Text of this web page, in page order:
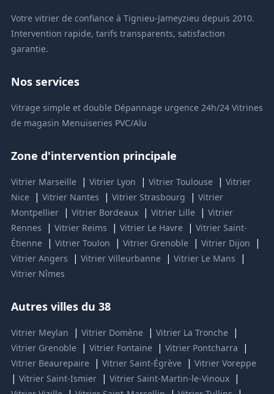
Votre vitrier de confiance à Tignieu-Jameyzieu depuis 2010.
Intervention rapide, tarifs transparents, satisfaction
garantie.
Nos services
Vitrage simple et double Dépannage urgence 24h/24 Vitrines
de magasin Menuiseries PVC/Alu
Zone d'intervention principale
Vitrier Marseille | Vitrier Lyon | Vitrier Toulouse | Vitrier
Nice
| Vitrier Nantes | Vitrier Strasbourg | Vitrier
Montpellier | Vitrier Bordeaux | Vitrier Lille | Vitrier
Rennes
| Vitrier Reims | Vitrier Le Havre | Vitrier Saint-
Étienne
| Vitrier Toulon | Vitrier Grenoble | Vitrier Dijon |
Vitrier Angers | Vitrier Villeurbanne | Vitrier Le Mans |
Vitrier Nîmes
Autres villes du 38
Vitrier Meylan | Vitrier Domène | Vitrier La Tronche |
Vitrier Grenoble | Vitrier Fontaine | Vitrier Pontcharra |
Vitrier Beaurepaire | Vitrier Saint-Égrève | Vitrier Voreppe
| Vitrier Saint-Ismier | Vitrier Saint-Martin-le-Vinoux |